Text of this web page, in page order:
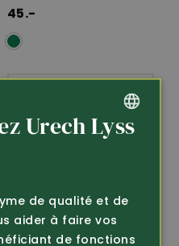
45.-
GERMAN
Urech Lyss
de qualité et de
aider à faire vos
de fonctions